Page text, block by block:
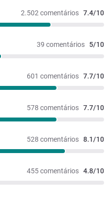
2.502 comentários 7.4/10
39 comentários 5/10
601 comentários 7.7/10
578 comentários 7.7/10
528 comentários 8.1/10
455 comentários 4.8/10